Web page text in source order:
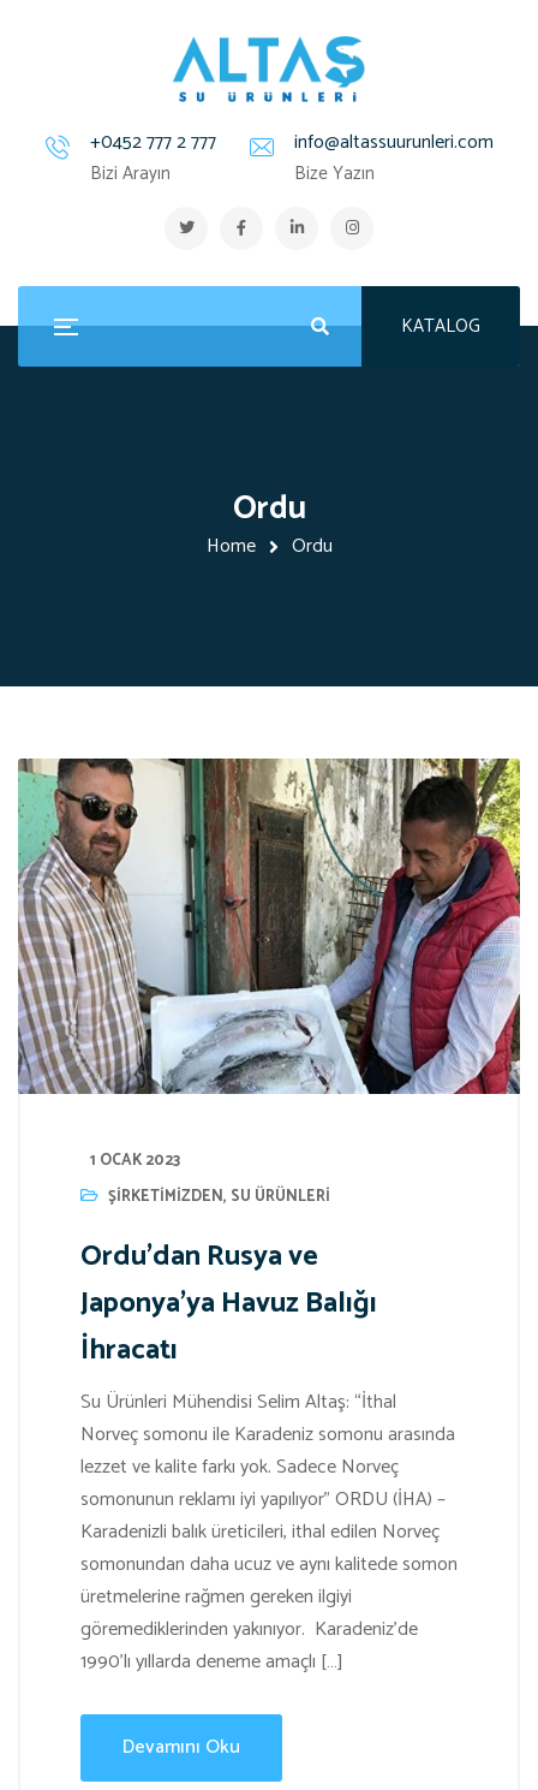
+0452 777 2 777
Bizi Arayın
info@altassuurunleri.com
Bize Yazın
KATALOG
Ordu
Home Ordu
1 OCAK 2023
ŞIRKETIMIZDEN, SU ÜRÜNLERI
Ordu’dan Rusya ve
Japonya’ya Havuz Balığı
İhracatı
Su Ürünleri Mühendisi Selim Altaş: “İthal
Norveç somonu ile Karadeniz somonu arasında
lezzet ve kalite farkı yok. Sadece Norveç
somonunun reklamı iyi yapılıyor” ORDU (İHA) –
Karadenizli balık üreticileri, ithal edilen Norveç
somonundan daha ucuz ve aynı kalitede somon
üretmelerine rağmen gereken ilgiyi
göremediklerinden yakınıyor. Karadeniz’de
1990’lı yıllarda deneme amaçlı […]
Devamını Oku